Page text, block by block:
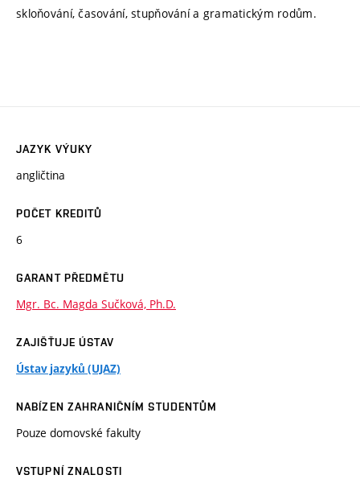
skloňování, časování, stupňování a gramatickým rodům.
JAZYK VÝUKY
angličtina
POČET KREDITŮ
6
GARANT PŘEDMĚTU
Mgr. Bc. Magda Sučková, Ph.D.
ZAJIŠŤUJE ÚSTAV
Ústav jazyků (UJAZ)
NABÍZEN ZAHRANIČNÍM STUDENTŮM
Pouze domovské fakulty
VSTUPNÍ ZNALOSTI